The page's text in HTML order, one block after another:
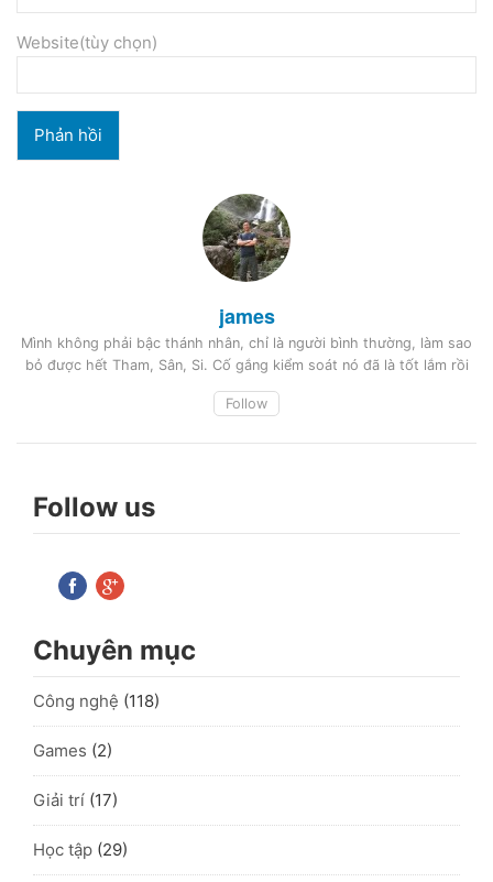
Website(tùy chọn)
james
Mình không phải bậc thánh nhân, chỉ là người bình thường, làm sao
bỏ được hết Tham, Sân, Si. Cố gắng kiểm soát nó đã là tốt lắm rồi
Follow
Follow us
Chuyên mục
Công nghệ (118)
Games (2)
Giải trí (17)
Học tập (29)